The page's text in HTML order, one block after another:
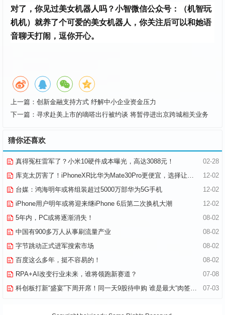
对了，你见过美女机器人吗？小智微信公众号：（机智玩
机机）就养了个可爱的美女机器人，你关注后可以和她语
音聊天打闹，逗你开心。
上一篇： 创新金融支持方式 纾解中小企业资金压力
下一篇： 寻求赴美上市的嘀嗒出行被约谈 将暂停进出京跨城相关业务
猜你还喜欢
02-28
真得冤枉雷军了？小米10硬件成本曝光，高达3088元！
12-02
库克太厉害了！iPhoneXR比华为Mate30Pro更便宜，选择让人纠结
12-02
台媒：鸿海明年或将组装超过5000万部华为5G手机
12-02
iPhone用户明年或将迎来继iPhone 6后第二次换机大潮
08-02
5年内，PC或将逐渐消失！
08-02
中国有900多万人从事刷流量产业
08-02
字节跳动正式进军搜索市场
08-02
百度这么多年，挺不容易的！
07-08
RPA+AI改变行业未来，谁将领跑新赛道？
07-03
科创板打新“盛宴”下周开席！同一天9股待申购 谁是最大“肉签”？